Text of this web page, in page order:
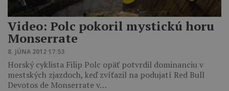
Video: Polc pokoril mystickú horu
Monserrate
8. JÚNA 2012 17:53
Horský cyklista Filip Polc opäť potvrdil dominanciu v
mestských zjazdoch, keď zvíťazil na podujatí Red Bull
Devotos de Monserrate v…